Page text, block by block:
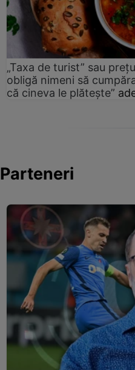
„Taxa de turist” sau
obligă nimeni să
că cineva le plătește”
Parteneri